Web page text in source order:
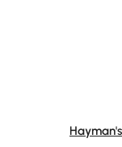
Durchschnittliche